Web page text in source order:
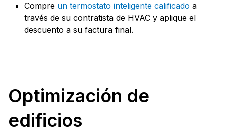
Compre un termostato inteligente calificado a
través de su contratista de HVAC y aplique el
descuento a su factura final.
Optimización de
edificios